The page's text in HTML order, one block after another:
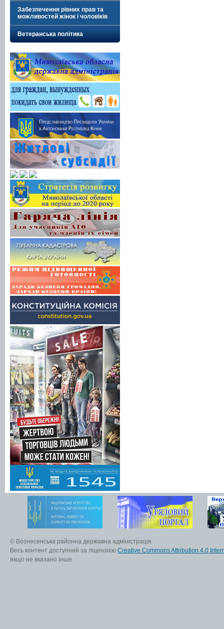
Забезпечення рівних прав та
можливостей жінок і чоловіків
Ветеранська політика
© Вознесенська районна державна адміністрація
Весь контент доступний за ліцензією Creative Commons Attribution 4.0
якщо не вказано інше